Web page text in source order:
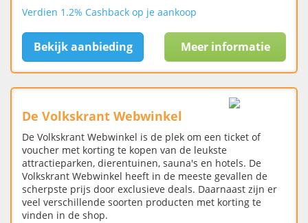
Verdien 1.2% Cashback op je aankoop
Bekijk aanbieding Meer informatie
De Volkskrant Webwinkel
De Volkskrant Webwinkel is de plek om een ticket of
voucher met korting te kopen van de leukste
attractieparken, dierentuinen, sauna's en hotels. De
Volkskrant Webwinkel heeft in de meeste gevallen de
scherpste prijs door exclusieve deals. Daarnaast zijn er
veel verschillende soorten producten met korting te
vinden in de shop.